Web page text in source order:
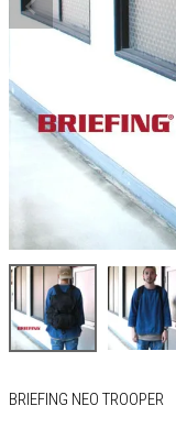
BRIEFING NEO TROOPER